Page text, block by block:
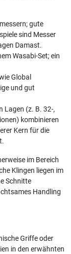
gute
sind Messer
Damast.
Wasabi-Set; ein
Global
und gut
Lagen (z. B. 32-,
kombinieren
Kern für die
im Bereich
Klingen liegen im
Schnitte
Handling
Griffe oder
in den erwähnten